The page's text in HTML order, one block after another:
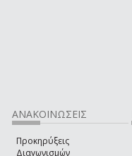
ΑΝΑΚΟΙΝΩΣΕΙΣ
Προκηρύξεις
Διαγωνισμών